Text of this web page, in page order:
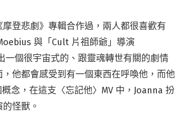
登悲劇》專輯合作過，兩人都很喜歡有
與「Cult 片祖師爺」導演
個很宇宙式的、跟靈魂轉世有關的劇情
他都會感受到有一個東西在呼喚他，而他
念，在這支〈忘記他〉MV 中，Joanna 扮
怪獸。